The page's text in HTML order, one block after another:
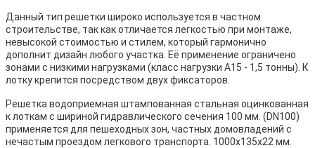
Данный тип решетки широко используется в частном
строительстве, так как отличается легкостью при монтаже,
невысокой стоимостью и стилем, который гармонично
дополнит дизайн любого участка. Её применение ограничено
зонами с низкими нагрузками (класс нагрузки А15 - 1,5 тонны). К
лотку крепится посредством двух фиксаторов.
Решетка водоприемная штампованная стальная оцинкованная
к лоткам с шириной гидравлического сечения 100 мм. (DN100)
применяется для пешеходных зон, частных домовладений с
нечастым проездом легкового транспорта. 1000х135х22 мм.